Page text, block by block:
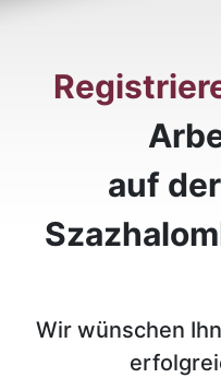
auf
Wir wünschen